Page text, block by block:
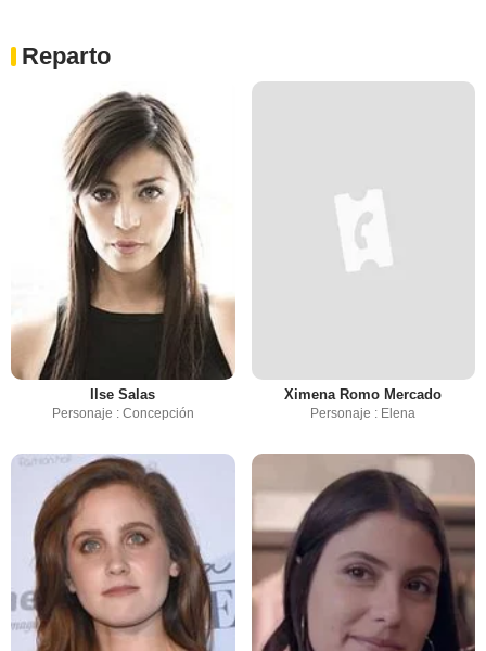
Reparto
Ilse Salas
Personaje : Concepción
Ximena Romo Mercado
Personaje : Elena